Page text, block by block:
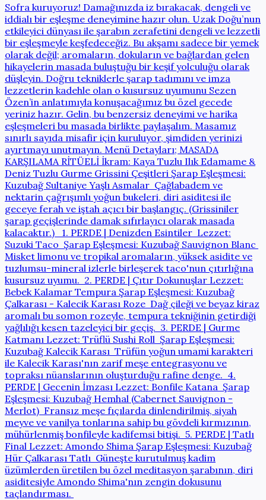
Sofra kuruyoruz! Damağınızda iz bırakacak, dengeli ve
iddialı bir eşleşme deneyimine hazır olun. Uzak Doğu’nun
etkileyici dünyası ile şarabın zerafetini dengeli ve lezzetli
bir eşleşmeyle keşfedeceğiz. Bu akşamı sadece bir yemek
olarak değil; aromaların, dokuların ve bağlardan gelen
hikayelerin masada buluştuğu bir keşif yolculuğu olarak
düşleyin. Doğru tekniklerle şarap tadımını ve imza
lezzetlerin kadehle olan o kusursuz uyumunu Sezen
Özen’in anlatımıyla konuşacağımız bu özel gecede
yeriniz hazır. Gelin, bu benzersiz deneyimi ve harika
eşleşmeleri bu masada birlikte paylaşalım. Masamız
sınırlı sayıda misafir için kuruluyor, şimdiden yerinizi
ayırtmayı unutmayın. Menü Detayları; MASADA
KARŞILAMA RİTÜELİ İkram: Kaya Tuzlu Ilık Edamame &
Deniz Tuzlu Gurme Grissini Çeşitleri Şarap Eşleşmesi:
Kuzubağ Sultaniye Yaşlı Asmalar Çağlabadem ve
nektarin çağrışımlı yoğun bukeleri, diri asiditesi ile
geceye ferah ve iştah açıcı bir başlangıç. (Grissiniler
şarap geçişlerinde damak sıfırlayıcı olarak masada
kalacaktır.) 1. PERDE | Denizden Esintiler Lezzet:
Suzuki Taco Şarap Eşleşmesi: Kuzubağ Sauvignon Blanc
Misket limonu ve tropikal aromaların, yüksek asidite ve
tuzlumsu-mineral izlerle birleşerek taco'nun çıtırlığına
kusursuz uyumu. 2. PERDE | Çıtır Dokunuşlar Lezzet:
Bebek Kalamar Tempura Şarap Eşleşmesi: Kuzubağ
Çalkarası - Kalecik Karası Roze Dağ çileği ve beyaz kiraz
aromalı bu somon rozeyle, tempura tekniğinin getirdiği
yağlılığı kesen tazeleyici bir geçiş. 3. PERDE | Gurme
Katmanı Lezzet: Trüflü Sushi Roll Şarap Eşleşmesi:
Kuzubağ Kalecik Karası Trüfün yoğun umami karakteri
ile Kalecik Karası'nın zarif meşe entegrasyonu ve
topraksı nüanslarının oluşturduğu rafine denge. 4.
PERDE | Gecenin İmzası Lezzet: Bonfile Katana Şarap
Eşleşmesi: Kuzubağ Hemhal (Cabernet Sauvignon -
Merlot) Fransız meşe fıçılarda dinlendirilmiş, siyah
meyve ve vanilya tonlarına sahip bu gövdeli kırmızının,
mühürlenmiş bonfileyle kadifemsi bitişi. 5. PERDE | Tatlı
Final Lezzet: Amondo Shima Şarap Eşleşmesi: Kuzubağ
Hür Çalkarası Tatlı Güneşte kurutulmuş kadim
üzümlerden üretilen bu özel meditasyon şarabının, diri
asiditesiyle Amondo Shima'nın zengin dokusunu
taçlandırması.